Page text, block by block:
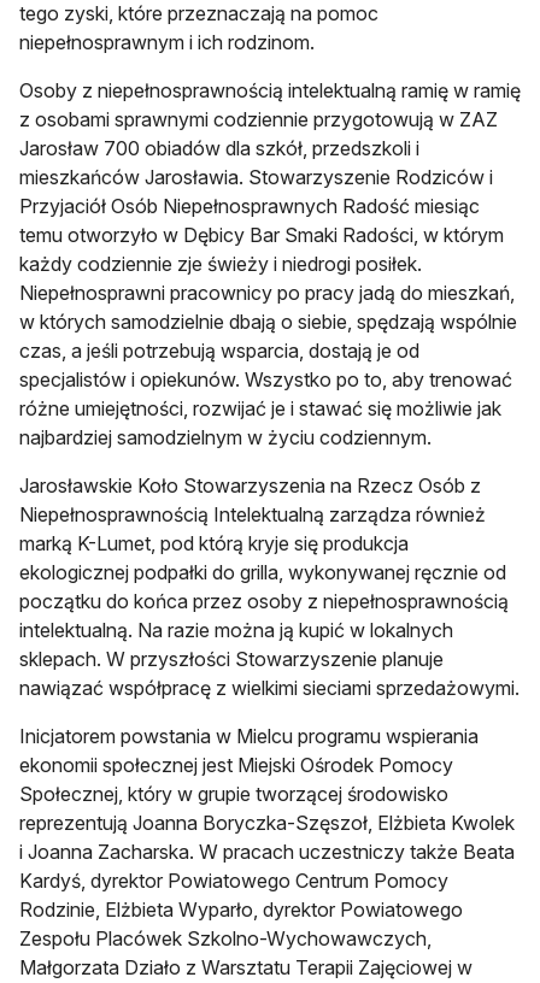
tego zyski, które przeznaczają na pomoc
niepełnosprawnym i ich rodzinom.
Osoby z niepełnosprawnością intelektualną ramię w ramię
z osobami sprawnymi codziennie przygotowują w ZAZ
Jarosław 700 obiadów dla szkół, przedszkoli i
mieszkańców Jarosławia. Stowarzyszenie Rodziców i
Przyjaciół Osób Niepełnosprawnych Radość miesiąc
temu otworzyło w Dębicy Bar Smaki Radości, w którym
każdy codziennie zje świeży i niedrogi posiłek.
Niepełnosprawni pracownicy po pracy jadą do mieszkań,
w których samodzielnie dbają o siebie, spędzają wspólnie
czas, a jeśli potrzebują wsparcia, dostają je od
specjalistów i opiekunów. Wszystko po to, aby trenować
różne umiejętności, rozwijać je i stawać się możliwie jak
najbardziej samodzielnym w życiu codziennym.
Jarosławskie Koło Stowarzyszenia na Rzecz Osób z
Niepełnosprawnością Intelektualną zarządza również
marką K-Lumet, pod którą kryje się produkcja
ekologicznej podpałki do grilla, wykonywanej ręcznie od
początku do końca przez osoby z niepełnosprawnością
intelektualną. Na razie można ją kupić w lokalnych
sklepach. W przyszłości Stowarzyszenie planuje
nawiązać współpracę z wielkimi sieciami sprzedażowymi.
Inicjatorem powstania w Mielcu programu wspierania
ekonomii społecznej jest Miejski Ośrodek Pomocy
Społecznej, który w grupie tworzącej środowisko
reprezentują Joanna Boryczka-Szęszoł, Elżbieta Kwolek
i Joanna Zacharska. W pracach uczestniczy także Beata
Kardyś, dyrektor Powiatowego Centrum Pomocy
Rodzinie, Elżbieta Wyparło, dyrektor Powiatowego
Zespołu Placówek Szkolno-Wychowawczych,
Małgorzata Działo z Warsztatu Terapii Zajęciowej w